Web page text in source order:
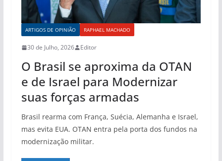
ARTIGOS DE OPINIÃO RAPHAEL MACHADO
30 de Julho, 2026 Editor
O Brasil se aproxima da OTAN
e de Israel para Modernizar
suas forças armadas
Brasil rearma com França, Suécia, Alemanha e Israel,
mas evita EUA. OTAN entra pela porta dos fundos na
modernização militar.